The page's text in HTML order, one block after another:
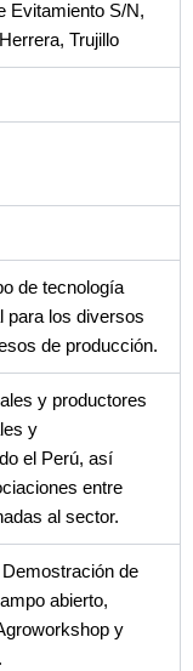
Evitamiento S/N,
Trujillo
de tecnología
para los diversos
de producción.
y productores
y
el Perú, así
entre
al sector.
de
abierto,
y